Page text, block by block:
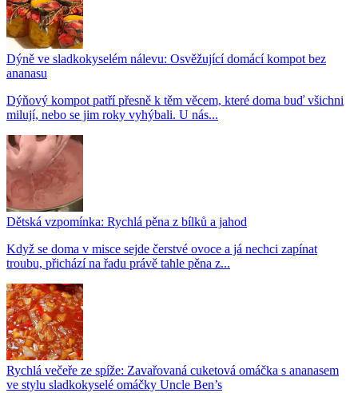
Dýně ve sladkokyselém nálevu: Osvěžující domácí kompot bez
ananasu
Dýňový kompot patří přesně k těm věcem, které doma buď všichni
milují, nebo se jim roky vyhýbali. U nás...
Dětská vzpomínka: Rychlá pěna z bílků a jahod
Když se doma v misce sejde čerstvé ovoce a já nechci zapínat
troubu, přichází na řadu právě tahle pěna z...
Rychlá večeře ze spíže: Zavařovaná cuketová omáčka s ananasem
ve stylu sladkokyselé omáčky Uncle Ben’s